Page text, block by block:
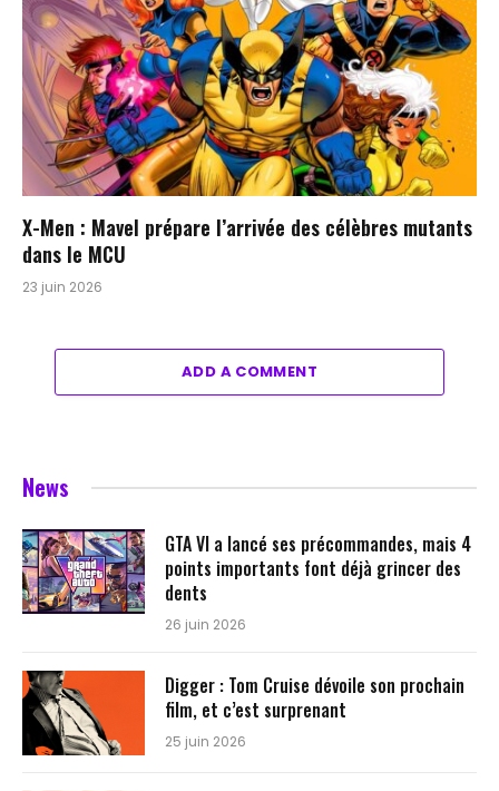
X-Men : Mavel prépare l’arrivée des célèbres mutants
dans le MCU
23 juin 2026
ADD A COMMENT
News
GTA VI a lancé ses précommandes, mais 4
points importants font déjà grincer des
dents
26 juin 2026
Digger : Tom Cruise dévoile son prochain
film, et c’est surprenant
25 juin 2026